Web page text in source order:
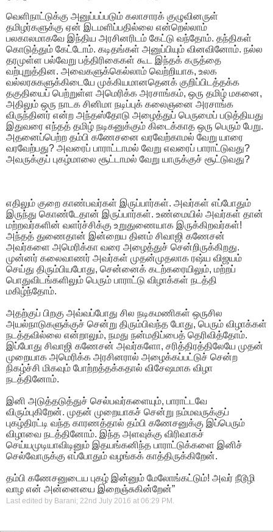
வெளிநாட்டுக்கு அனுப்பப்படும் கலாசாரக் குழுவினருள்
தமிழர்களுக்கு ஏன் இடமளிப்பதில்லை என்றெல்லாம்
பலகாலமாகவே இந்திய அரசினரிடம் கேட்டு வந்தோம். தந்திகள்
கொடுத்தும் கேட்டோம். கடிதங்கள் அனுப்பியும் வினவினோம். நல்ல
தரமுள்ள பல்வேறு பத்திரிகைகள் கூட இந்தக் கருத்தை
வற்புறுத்தின. அவைகளுக்கெல்லாம் வெற்றியாக, உலக
வல்லரசுகளுக்கிடையே முக்கியமானதெனக் குறிப்பிடத்தக்க
தகுதியைப் பெற்றுள்ள அமெரிக்க அரசாங்கம், ஒரு தமிழ் மகனை,
அதிலும் ஒரு நாடக சினிமா நடிப்புக் கலைஞனை அரசாங்க
விருந்தினர் என்ற அந்தஸ்தோடு அழைத்துப் பெருமைப் படுத்தியது
இதுவரை எந்தத் தமிழ் நடிகனுக்கும் கிடைக்காத ஒரு பெரும் பேறு.
அதனைப்பெற்ற தம்பி கணேசனை வரவேற்காமல் வேறு யாரை
வரவேற்பது? அவரைப் பாராட்டாமல் வேறு எவரைப் பாராட்டுவது?
அவருக்குப் புகழ்மாலை சூட்டாமல் வேறு யாருக்குச் சூட்டுவது?
எதிலும் குறை காண்பவர்கள் இருப்பார்கள். அவர்கள் எப்போதும்
இருந்து கொண்டேதான் இருப்பார்கள். உண்மையில் அவர்கள் தான்
மற்றவர்களின் வளர்ச்சிக்கு உறுதுணையாக இருக்கிறவர்கள்!
அந்தத் துணைதான் இன்றைய தினம் சிவாஜி கணேசன்
அவர்களை அமெரிக்கா வரை அழைத்துச் சென்றிருக்கிறது.
முன்னர் கலைவாணர் அவர்கள் முதன்முதலாக ரஷ்ய விஜயம்
செய்து திரும்பியபோது, சென்னைக் கடற்கரையிலும், மற்றப்
பொதுவிடங்களிலும் பெரும் பாராட்டு விழாக்கள் நடத்தி
மகிழ்ந்தோம்.
அதற்குப் பிறகு அவ்வப்போது சில நடிகமணிகள் ஒருசில
அயல்நாடுகளுக்குச் சென்று திரும்பிவந்த போது, பெரும் விழாக்கள்
நடத்தவில்லை என்றாலும், நமது நன்மதிப்பைத் தெரிவித்தோம்.
இப்போது சிவாஜி கணேசன் அவர்களோ, சரித்திரத்திலேயே முதன்
முறையாக அமெரிக்க அரசினரால் அழைக்கப்பட்டுச் சென்ற
நிகழ்ச்சி மிகவும் போற்றத்தக்கதால் விசேஷமாக விழா
நடத்தினோம்.
இனி அடுத்தடுத்துச் செல்பவர்களையும், பாராட்டவே
விரும்புகிறேன். முதன் முறையாகச் சென்று நம்மவருக்குப்
புகழ்திரட்டி வந்த காரணத்தால் தம்பி கணேசனுக்கு இப்பெரும்
விழாவை நடத்தினோம். இந்த அளவுக்கு விரிவாகச்
செய்யமுடியாவிடினும் இதயங்கனிந்த பாராட்டுக்களை இனிச்
செல்வோருக்கு எப்போதும் வழங்கக் காத்திருக்கிறேன்.
தம்பி கணேசனுடைய புகழ் இன்னும் மேலோங்கட்டும்! அவர் நீடூழி
வாழ என் அன்னையை இறைஞ்சுகின்றேன்”
Last edited by Barani; 22nd July 2016 at 06:29 PM